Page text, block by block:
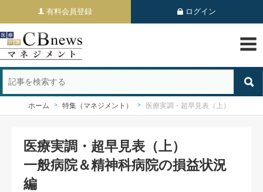
有料会員登録 ログイン
ホーム 特集（マネジメント） 医療実調・超早見表（上）
医療実調・超早見表（上）
一般病院＆精神科病院の損益状況
編